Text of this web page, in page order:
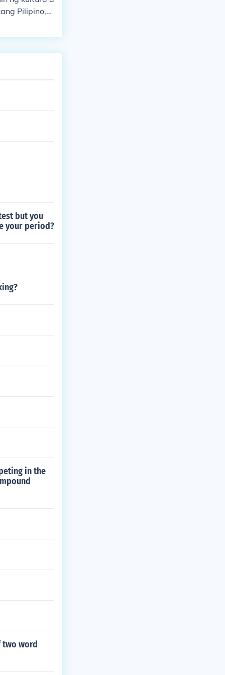
Pilipino,
ng
but you
your period?
in the
two word